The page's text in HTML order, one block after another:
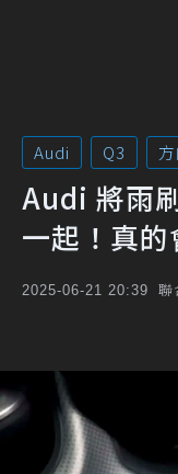
Audi Q3
Audi 將雨
一起！真的
2025-06-21 20:39 聯